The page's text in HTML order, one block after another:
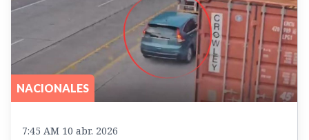
NACIONALES
7:45 AM 10 abr. 2026